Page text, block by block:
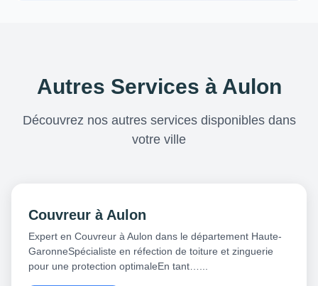
Autres Services à Aulon
Découvrez nos autres services disponibles dans
votre ville
Couvreur à Aulon
Expert en Couvreur à Aulon dans le département Haute-
GaronneSpécialiste en réfection de toiture et zinguerie
pour une protection optimaleEn tant…...